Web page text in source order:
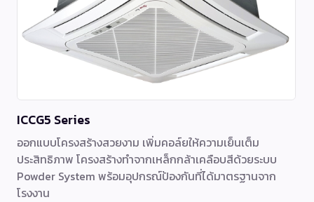
ICCG5 Series
ออกแบบโครงสร้างสวยงาม เพิ่มคอล์ยให้ความเย็นเต็ม
ประสิทธิภาพ โครงสร้างทำจากเหล็กกล้าเคลือบสีด้วยระบบ
Powder System พร้อมอุปกรณ์ป้องกันที่ได้มาตรฐานจาก
โรงงาน